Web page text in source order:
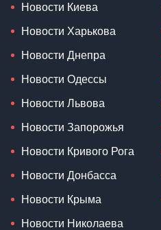
Новости Киева
Новости Харькова
Новости Днепра
Новости Одессы
Новости Львова
Новости Запорожья
Новости Кривого Рога
Новости Донбасса
Новости Крыма
Новости Николаева